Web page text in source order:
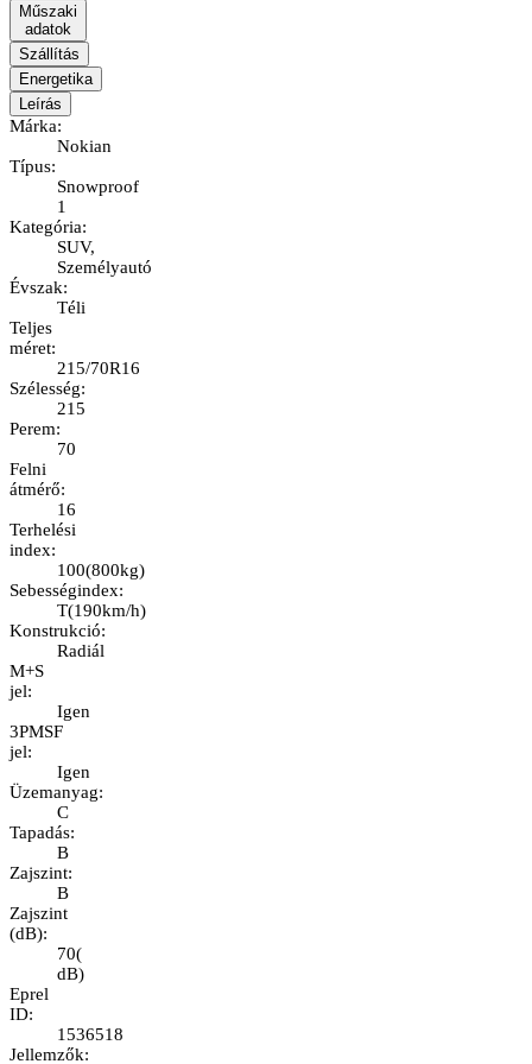
Műszaki
adatok
Szállítás
Energetika
Leírás
Márka:
Nokian
Típus:
Snowproof
1
Kategória:
SUV,
Személyautó
Évszak:
Téli
Teljes
méret:
215/70R16
Szélesség:
215
Perem:
70
Felni
átmérő:
16
Terhelési
index:
100(800kg)
Sebességindex:
T(190km/h)
Konstrukció:
Radiál
M+S
jel:
Igen
3PMSF
jel:
Igen
Üzemanyag:
C
Tapadás:
B
Zajszint:
B
Zajszint
(dB):
70(
dB)
Eprel
ID:
1536518
Jellemzők: